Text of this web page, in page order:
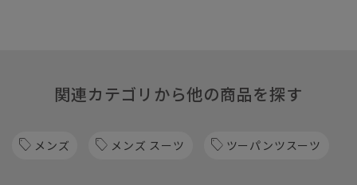
関連カテゴリから他の商品を探す
メンズ メンズ スーツ ツーパンツスーツ